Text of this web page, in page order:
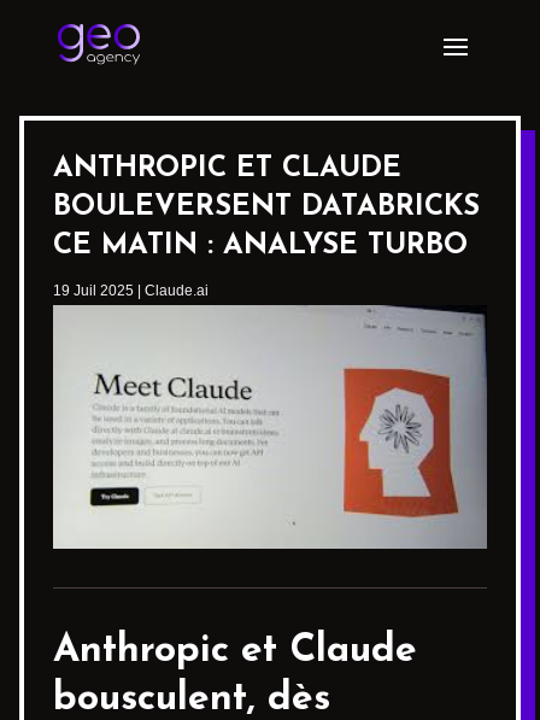
ANTHROPIC ET CLAUDE
BOULEVERSENT DATABRICKS
CE MATIN : ANALYSE TURBO
19 Juil 2025 Claude.ai
Anthropic et Claude
bousculent, dès